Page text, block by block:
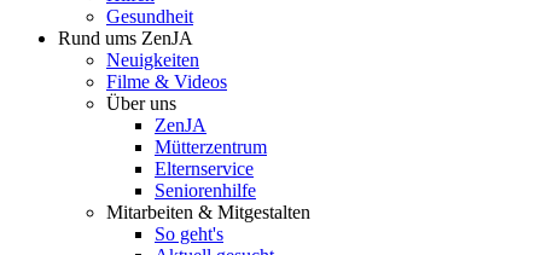
Gesundheit
Rund ums ZenJA
Neuigkeiten
Filme & Videos
Über uns
ZenJA
Mütterzentrum
Elternservice
Seniorenhilfe
Mitarbeiten & Mitgestalten
So geht's